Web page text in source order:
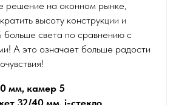
решение на оконном рынке,
высоту конструкции и
больше света по сравнению с
А это означает больше радости
мм, камер 5